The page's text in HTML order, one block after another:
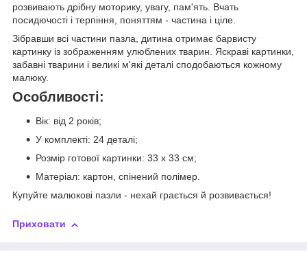
розвивають дрібну моторику, увагу, пам'ять. Вчать
посидючості і терпіння, поняттям - частина і ціле.
Зібравши всі частини пазла, дитина отримає барвисту
картинку із зображенням улюблених тварин. Яскраві картинки,
забавні тварини і великі м'які деталі сподобаються кожному
малюку.
Особливості:
Вік: від 2 років;
У комплекті: 24 деталі;
Розмір готової картинки: 33 х 33 см;
Матеріал: картон, спінений полімер.
Купуйте малюкові пазли - нехай грається й розвивається!
Приховати